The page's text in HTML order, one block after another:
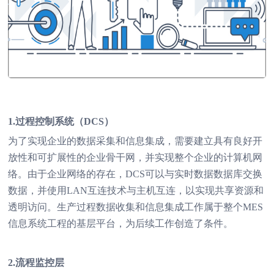
1.过程控制系统（DCS）
为了实现企业的数据采集和信息集成，需要建立具有良好开
放性和可扩展性的企业骨干网，并实现整个企业的计算机网
络。由于企业网络的存在，DCS可以与实时数据数据库交换
数据，并使用LAN互连技术与主机互连，以实现共享资源和
透明访问。生产过程数据收集和信息集成工作属于整个MES
信息系统工程的基层平台，为后续工作创造了条件。
2.流程监控层